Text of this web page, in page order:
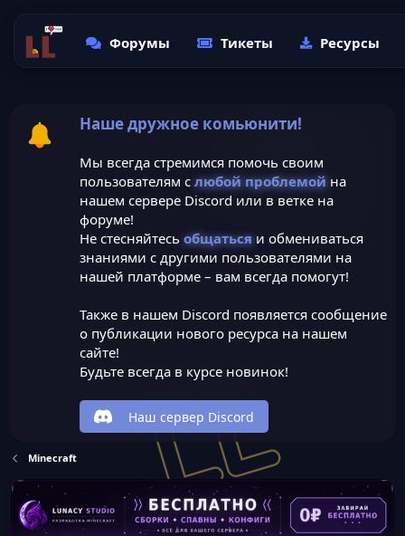
Форумы Тикеты Ресурсы
Наше дружное комьюнити!
Мы всегда стремимся помочь своим
пользователям с любой проблемойна
нашем сервере Discord или в ветке на
форуме!
Не стесняйтесь общатьсяи обмениваться
знаниями с другими пользователями на
нашей платформе – вам всегда помогут!
Также в нашем Discord появляется сообщение
о публикации нового ресурса на нашем
сайте!
Будьте всегда в курсе новинок!
Наш сервер Discord
Minecraft